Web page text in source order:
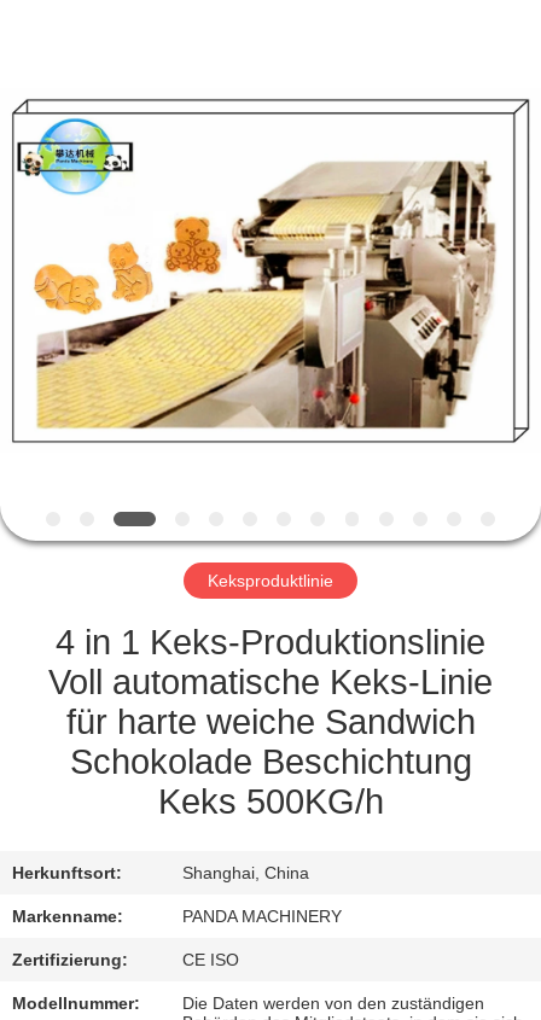
HAUS
PRODUKTE
ÜBER
UNS
FABRIK-
AUSFLUG
QUALITÄTSKONTROLLE
MIT
UNS
VERBINDUNG
NACHRICHTEN
SIE
Keksproduktlinie
4 in 1 Keks-Produktionslinie
Voll automatische Keks-Linie
für harte weiche Sandwich
Schokolade Beschichtung
Keks 500KG/h
Herkunftsort: Shanghai, China
Markenname: PANDA MACHINERY
Zertifizierung: CE ISO
Modellnummer:
Die Daten werden von den zuständigen